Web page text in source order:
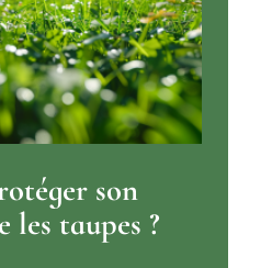
son
les taupes ?